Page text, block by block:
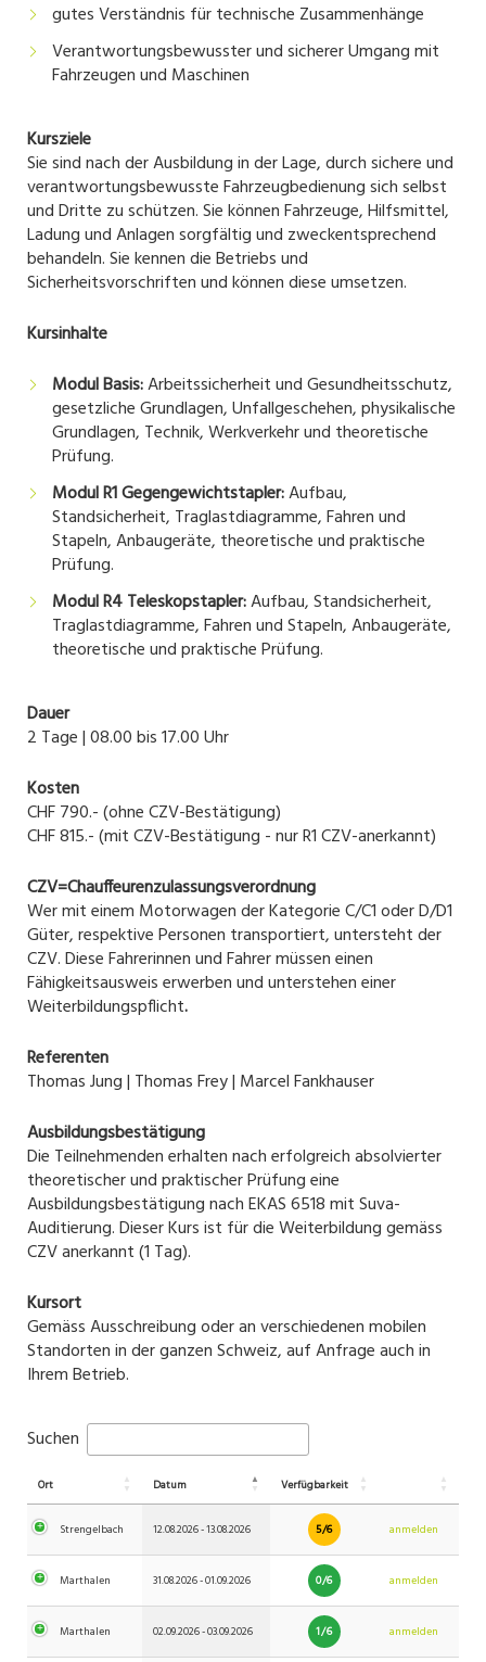
gutes Verständnis für technische Zusammenhänge
Verantwortungsbewusster und sicherer Umgang mit
Fahrzeugen und Maschinen
Kursziele
Sie sind nach der Ausbildung in der Lage, durch sichere und
verantwortungsbewusste Fahrzeugbedienung sich selbst
und Dritte zu schützen. Sie können Fahrzeuge, Hilfsmittel,
Ladung und Anlagen sorgfältig und zweckentsprechend
behandeln. Sie kennen die Betriebs und
Sicherheitsvorschriften und können diese umsetzen.
Kursinhalte
Modul Basis:Arbeitssicherheit und Gesundheitsschutz,
gesetzliche Grundlagen, Unfallgeschehen, physikalische
Grundlagen, Technik, Werkverkehr und theoretische
Prüfung.
Modul R1 Gegengewichtstapler:Aufbau,
Standsicherheit, Traglastdiagramme, Fahren und
Stapeln, Anbaugeräte, theoretische und praktische
Prüfung.
Modul R4 Teleskopstapler:Aufbau, Standsicherheit,
Traglastdiagramme, Fahren und Stapeln, Anbaugeräte,
theoretische und praktische Prüfung.
Dauer
2 Tage | 08.00 bis 17.00 Uhr
Kosten
CHF 790.- (ohne CZV-Bestätigung)
CHF 815.- (mit CZV-Bestätigung - nur R1 CZV-anerkannt)
CZV=Chauffeurenzulassungsverordnung
Wer mit einem Motorwagen der Kategorie C/C1 oder D/D1
Güter, respektive Personen transportiert, untersteht der
CZV. Diese Fahrerinnen und Fahrer müssen einen
Fähigkeitsausweis erwerben und unterstehen einer
Weiterbildungspflicht.
Referenten
Thomas Jung | Thomas Frey | Marcel Fankhauser
Ausbildungsbestätigung
Die Teilnehmenden erhalten nach erfolgreich absolvierter
theoretischer und praktischer Prüfung eine
Ausbildungsbestätigung nach EKAS 6518 mit Suva-
Auditierung. Dieser Kurs ist für die Weiterbildung gemäss
CZV anerkannt (1 Tag).
Kursort
Gemäss Ausschreibung oder an verschiedenen mobilen
Standorten in der ganzen Schweiz, auf Anfrage auch in
Ihrem Betrieb.
Suchen
Ort Datum Verfügbarkeit
Strengelbach 12.08.2026 - 13.08.2026 5/6 anmelden
Marthalen 31.08.2026 - 01.09.2026 0/6 anmelden
Marthalen 02.09.2026 - 03.09.2026 1/6 anmelden